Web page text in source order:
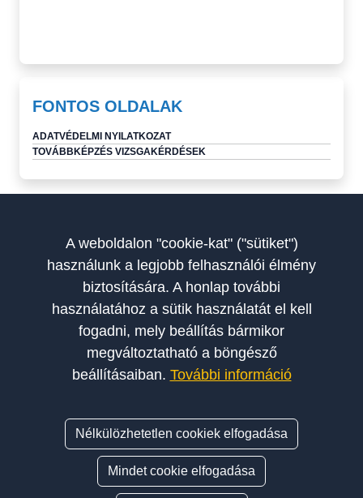
FONTOS OLDALAK
ADATVÉDELMI NYILATKOZAT
TOVÁBBKÉPZÉS VIZSGAKÉRDÉSEK
A weboldalon "cookie-kat" ("sütiket")
használunk a legjobb felhasználói élmény
biztosítására. A honlap további
használatához a sütik használatát el kell
fogadni, mely beállítás bármikor
megváltoztatható a böngésző
beállításaiban. További információ
Nélkülözhetetlen cookiek elfogadása
Mindet cookie elfogadása
A Szakoktatók Országos Egyesülete a magyar autósiskolák és
szakoktatók érdekképviseletét, szakmai fejlődését és etikus
© 2026 SZAKOE - Szakoktatók Országos Egyesülete. Minden jog